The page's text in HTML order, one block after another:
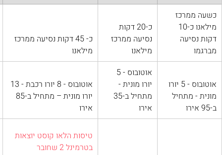
כשעה ממרכז
דקות נסיעה
מברגמו
כ-20 דקות
נסיעה ממרכז
מילאנו
כ- 45 דקות נסיעה ממרכז
מילאנו
אוטובוס - 5 יורו
מונית - מתחיל
ב-95 אירו
יורו מונית -
אירו
אירו
טיסות הלאו קוסט יוצאות
בטרמינל 2 שחובר